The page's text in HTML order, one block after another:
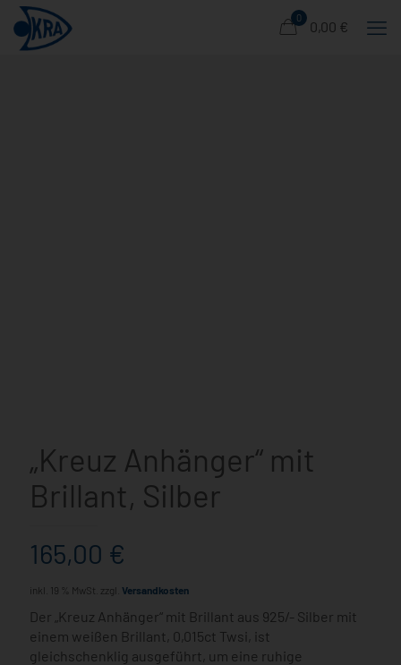
0
0,00 €
„Kreuz Anhänger“ mit
Brillant, Silber
165,00 €
inkl. 19 % MwSt. zzgl. Versandkosten
Der „Kreuz Anhänger“ mit Brillant aus 925/- Silber mit
einem weißen Brillant, 0,015ct Twsi, ist
gleichschenklig ausgeführt, um eine ruhige